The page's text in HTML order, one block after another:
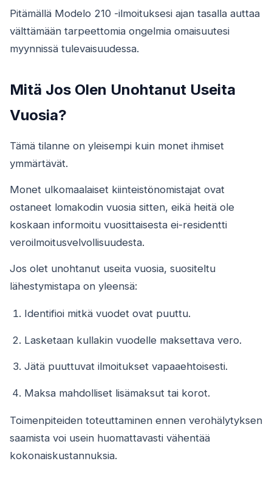
Pitämällä Modelo 210 -ilmoituksesi ajan tasalla auttaa
välttämään tarpeettomia ongelmia omaisuutesi
myynnissä tulevaisuudessa.
Mitä Jos Olen Unohtanut Useita
Vuosia?
Tämä tilanne on yleisempi kuin monet ihmiset
ymmärtävät.
Monet ulkomaalaiset kiinteistönomistajat ovat
ostaneet lomakodin vuosia sitten, eikä heitä ole
koskaan informoitu vuosittaisesta ei-residentti
veroilmoitusvelvollisuudesta.
Jos olet unohtanut useita vuosia, suositeltu
lähestymistapa on yleensä:
Identifioi mitkä vuodet ovat puuttu.
Lasketaan kullakin vuodelle maksettava vero.
Jätä puuttuvat ilmoitukset vapaaehtoisesti.
Maksa mahdolliset lisämaksut tai korot.
Toimenpiteiden toteuttaminen ennen verohälytyksen
saamista voi usein huomattavasti vähentää
kokonaiskustannuksia.